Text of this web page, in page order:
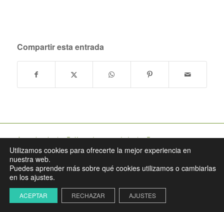
Compartir esta entrada
Aviso legal|Política de privacidad|Preguntas
frecuentes|Mi cuenta
Utilizamos cookies para ofrecerte la mejor experiencia en
nuestra web.
Puedes aprender más sobre qué cookies utilizamos o cambiarlas
en los ajustes.
ACEPTAR RECHAZAR AJUSTES